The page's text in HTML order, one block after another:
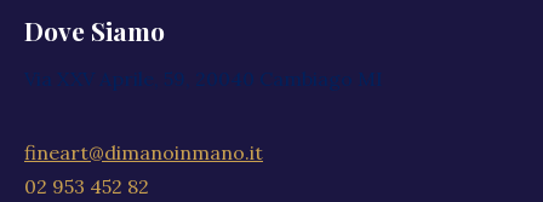
Dove Siamo
Via XXV Aprile, 59, 20040 Cambiago MI
fineart@dimanoinmano.it
02 953 452 82